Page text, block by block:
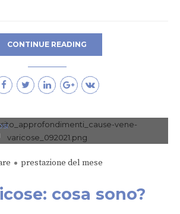
CONTINUE READING
prestazione del mese
cosa sono?